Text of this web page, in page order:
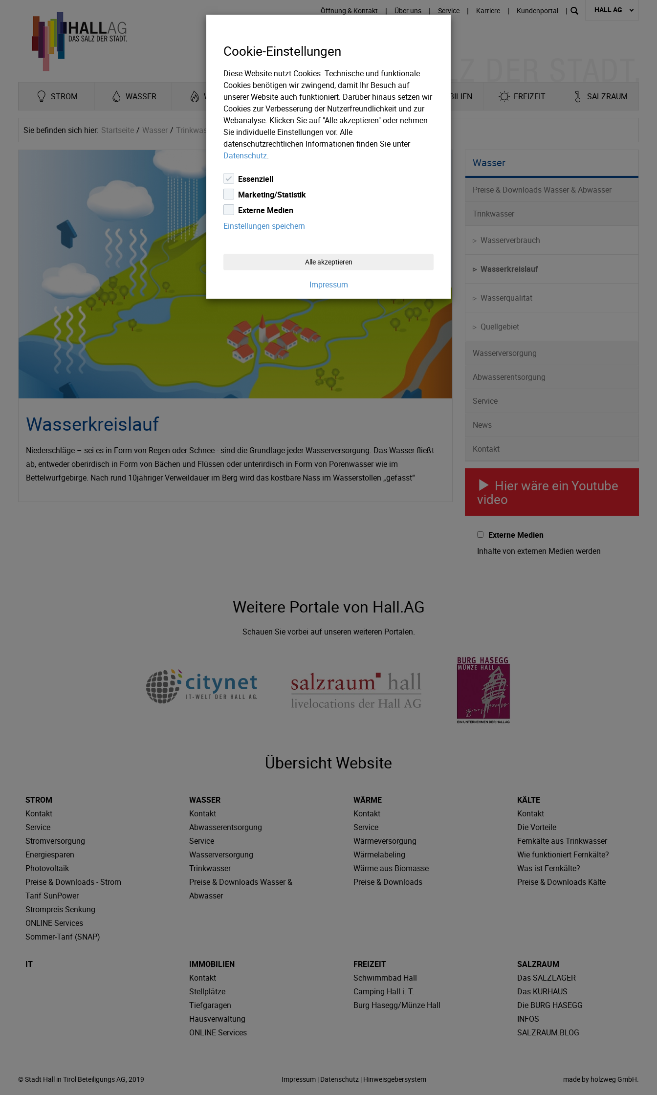
Öffnung & Kontakt | Über uns | Service | Karriere | Kundenportal | HALL AG
STROM WASSER WÄRME KÄLTE IT IMMOBILIEN FREIZEIT SALZRAUM
Sie befinden sich hier: Startseite Wasser Trinkwasser Wasserkreislauf
Wasserkreislauf
Niederschläge – sei es in Form von Regen oder Schnee - sind die Grundlage jeder Wasserversorgung. Das Wasser fließt
ab, entweder oberirdisch in Form von Bächen und Flüssen oder unterirdisch in Form von Porenwasser wie im
Bettelwurfgebirge. Nach rund 10jähriger Verweildauer im Berg wird das kostbare Nass im Wasserstollen „gefasst“
Wasser
Preise & Downloads Wasser & Abwasser
Trinkwasser
▹ Wasserverbrauch
▹ Wasserkreislauf
▹ Wasserqualität
▹ Quellgebiet
Wasserversorgung
Abwasserentsorgung
Service
News
Kontakt
Hier wäre ein Youtube
video
Externe Medien
Inhalte von externen Medien werden
Weitere Portale von Hall.AG
Schauen Sie vorbei auf unseren weiteren Portalen.
Übersicht Website
STROM
Kontakt
Service
Stromversorgung
Energiesparen
Photovoltaik
Preise & Downloads - Strom
Tarif SunPower
Strompreis Senkung
ONLINE Services
Sommer-Tarif (SNAP)
WASSER
Kontakt
Abwasserentsorgung
Service
Wasserversorgung
Trinkwasser
Preise & Downloads Wasser &
Abwasser
WÄRME
Kontakt
Service
Wärmeversorgung
Wärmelabeling
Wärme aus Biomasse
Preise & Downloads
KÄLTE
Kontakt
Die Vorteile
Fernkälte aus Trinkwasser
Wie funktioniert Fernkälte?
Was ist Fernkälte?
Preise & Downloads Kälte
IT
IMMOBILIEN
Kontakt
Stellplätze
Tiefgaragen
Hausverwaltung
ONLINE Services
FREIZEIT
Schwimmbad Hall
Camping Hall i. T.
Burg Hasegg/Münze Hall
SALZRAUM
Das SALZLAGER
Das KURHAUS
Die BURG HASEGG
INFOS
SALZRAUM.BLOG
© Stadt Hall in Tirol Beteiligungs AG, 2019 Impressum| Datenschutz| Hinweisgebersystem made by holzweg GmbH.
Cookie-Einstellungen
Diese Website nutzt Cookies. Technische und funktionale
Cookies benötigen wir zwingend, damit Ihr Besuch auf
unserer Website auch funktioniert. Darüber hinaus setzen wir
Cookies zur Verbesserung der Nutzerfreundlichkeit und zur
Webanalyse. Klicken Sie auf "Alle akzeptieren" oder nehmen
Sie individuelle Einstellungen vor. Alle
datenschutzrechtlichen Informationen finden Sie unter
Datenschutz.
Essenziell
Marketing/Statistik
Externe Medien
Einstellungen speichern
Alle akzeptieren
Impressum